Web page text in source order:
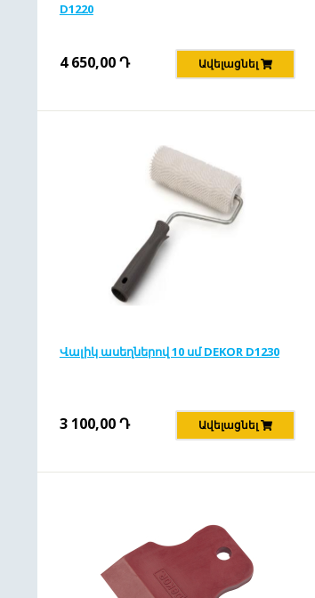
D1220
4 650,00Դ Ավելացնել
Վալիկ ասեղներով 10 սմ DEKOR D1230
3 100,00Դ Ավելացնել